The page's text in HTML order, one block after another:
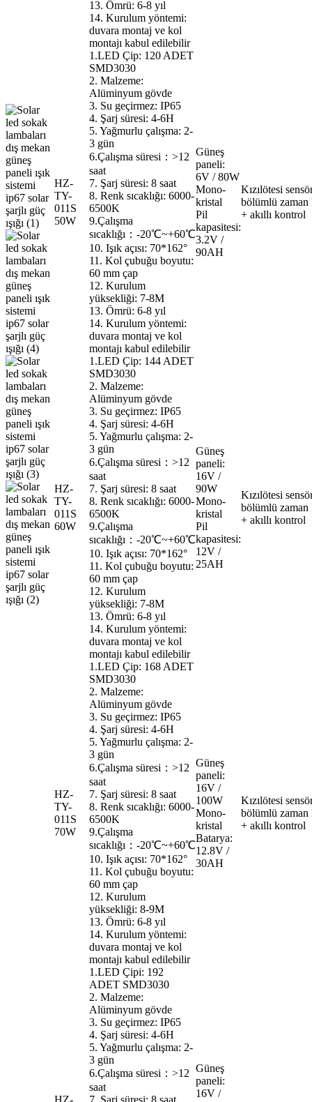
13. Ömrü: 6-8 yıl
14. Kurulum yöntemi:
duvara montaj ve kol
montajı kabul edilebilir
HZ-
TY-
011S
50W
1.LED Çip: 120 ADET
SMD3030
2. Malzeme:
Alüminyum gövde
3. Su geçirmez: IP65
4. Şarj süresi: 4-6H
5. Yağmurlu çalışma: 2-
3 gün
6.Çalışma süresi：>12
saat
7. Şarj süresi: 8 saat
8. Renk sıcaklığı: 6000-
6500K
9.Çalışma
sıcaklığı：-20℃~+60℃
10. Işık açısı: 70*162°
11. Kol çubuğu boyutu:
60 mm çap
12. Kurulum
yüksekliği: 7-8M
13. Ömrü: 6-8 yıl
14. Kurulum yöntemi:
duvara montaj ve kol
montajı kabul edilebilir
Güneş
paneli:
6V / 80W
Mono-
kristal
Pil
kapasitesi:
3.2V /
90AH
Kızılötesi
bölümlü
+ akıllı kontrol
HZ-
TY-
011S
60W
1.LED Çip: 144 ADET
SMD3030
2. Malzeme:
Alüminyum gövde
3. Su geçirmez: IP65
4. Şarj süresi: 4-6H
5. Yağmurlu çalışma: 2-
3 gün
6.Çalışma süresi：>12
saat
7. Şarj süresi: 8 saat
8. Renk sıcaklığı: 6000-
6500K
9.Çalışma
sıcaklığı：-20℃~+60℃
10. Işık açısı: 70*162°
11. Kol çubuğu boyutu:
60 mm çap
12. Kurulum
yüksekliği: 7-8M
13. Ömrü: 6-8 yıl
14. Kurulum yöntemi:
duvara montaj ve kol
montajı kabul edilebilir
Güneş
paneli:
16V /
90W
Mono-
kristal
Pil
kapasitesi:
12V /
25AH
Kızılötesi
bölümlü
+ akıllı kontrol
HZ-
TY-
011S
70W
1.LED Çip: 168 ADET
SMD3030
2. Malzeme:
Alüminyum gövde
3. Su geçirmez: IP65
4. Şarj süresi: 4-6H
5. Yağmurlu çalışma: 2-
3 gün
6.Çalışma süresi：>12
saat
7. Şarj süresi: 8 saat
8. Renk sıcaklığı: 6000-
6500K
9.Çalışma
sıcaklığı：-20℃~+60℃
10. Işık açısı: 70*162°
11. Kol çubuğu boyutu:
60 mm çap
12. Kurulum
yüksekliği: 8-9M
13. Ömrü: 6-8 yıl
14. Kurulum yöntemi:
duvara montaj ve kol
montajı kabul edilebilir
Güneş
paneli:
16V /
100W
Mono-
kristal
Batarya:
12.8V /
30AH
Kızılötesi
bölümlü
+ akıllı kontrol
1.LED Çipi: 192
ADET SMD3030
2. Malzeme:
Alüminyum gövde
3. Su geçirmez: IP65
4. Şarj süresi: 4-6H
5. Yağmurlu çalışma: 2-
3 gün
6.Çalışma süresi：>12
saat
Güneş
paneli:
16V /